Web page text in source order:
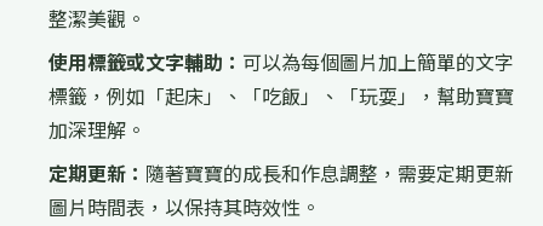
整潔美觀。
使用標籤或文字輔助： 可以為每個圖片加上簡單的文字
標籤，例如「起床」、「吃飯」、「玩耍」，幫助寶寶
加深理解。
定期更新： 隨著寶寶的成長和作息調整，需要定期更新
圖片時間表，以保持其時效性。